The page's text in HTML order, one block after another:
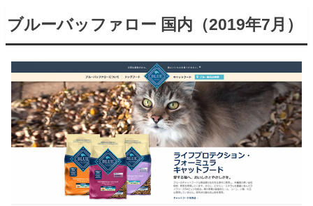
ブルーバッファロー 国内（2019年7月）